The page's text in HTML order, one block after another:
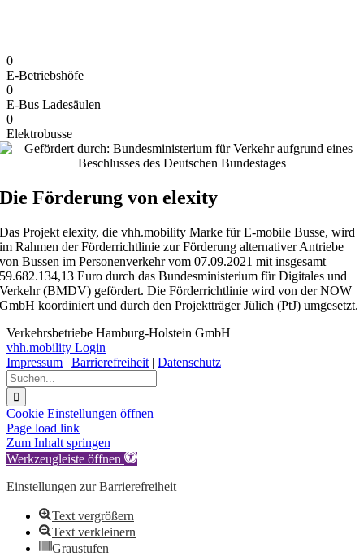
0
E-Betriebshöfe
0
E-Bus Ladesäulen
0
Elektrobusse
Die Förderung von elexity
Das Projekt elexity, die vhh.mobility Marke für E-mobile Busse, wird
im Rahmen der Förderrichtlinie zur Förderung alternativer Antriebe
von Bussen im Personenverkehr vom 07.09.2021 mit insgesamt
59.682.134,13 Euro durch das Bundesministerium für Digitales und
Verkehr (BMDV) gefördert. Die Förderrichtlinie wird von der NOW
GmbH koordiniert und durch den Projektträger Jülich (PtJ) umgesetzt.
Verkehrsbetriebe Hamburg-Holstein GmbH
vhh.mobility Login
Impressum | Barrierefreiheit | Datenschutz
Suche
nach:
Cookie Einstellungen öffnen
Facebook
LinkedIn
Instagram
YouTube
Page load link
Zum Inhalt springen
Werkzeugleiste öffnen
Einstellungen zur Barrierefreiheit
Text vergrößern
Text verkleinern
Graustufen